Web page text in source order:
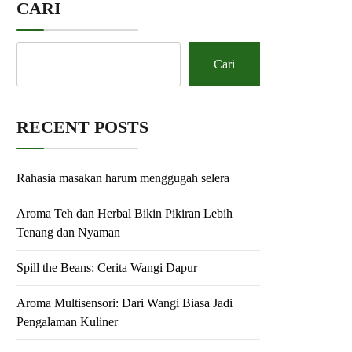
CARI
Cari
RECENT POSTS
Rahasia masakan harum menggugah selera
Aroma Teh dan Herbal Bikin Pikiran Lebih
Tenang dan Nyaman
Spill the Beans: Cerita Wangi Dapur
Aroma Multisensori: Dari Wangi Biasa Jadi
Pengalaman Kuliner